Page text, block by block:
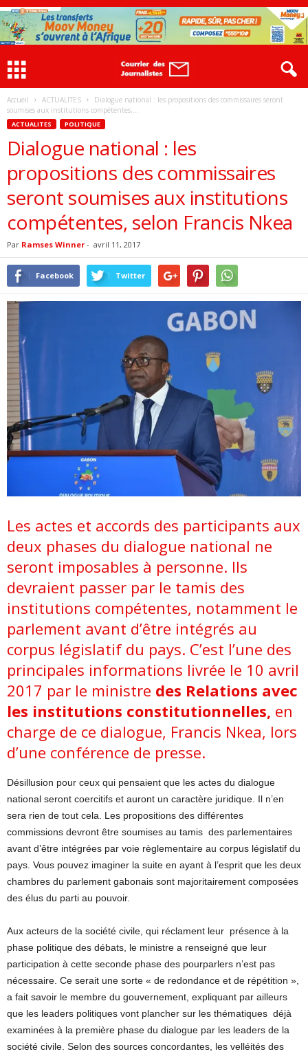
Accueil ACTUALITES
Dialogue national : les propositions des commissaires seront
soumises aux institutions compétentes,...
ACTUALITES POLITIQUE
Dialogue national : les
propositions des commissaires
seront soumises aux institutions
compétentes, selon Francis Nkea
Par Ramses Winner - avril 11, 2017
Facebook Twitter
Les actes et accords des participants aux
deux phases du dialogue national ne
seront imposables à personne. Ils
devraient passer par le tamis des
institutions compétentes, notamment le
parlement avant d’être intégrés au
corpus législatif du pays. C’est l’une des
principales informations livrée le 10 avril
2017 par le ministre des Relations avec
les institutions constitutionnelles, en
charge de ce dialogue, Francis Nkea, lors
d’une conférence de presse.
Désillusion pour ceux qui pensaient que les actes du dialogue
national seront coercitifs et auront un caractère juridique. Il n’en
sera rien de tout cela. Les propositions des différentes
commissions devront être soumises au tamis des parlementaires
avant d’être intégrées par voie règlementaire au corpus législatif du
pays. Vous pouvez imaginer la suite en ayant à l’esprit que les deux
chambres du parlement gabonais sont majoritairement composées
des élus du parti au pouvoir.
Aux acteurs de la société civile, qui réclament leur présence à la
phase politique des débats, le ministre a renseigné que leur
participation à cette seconde phase des pourparlers n’est pas
nécessaire. Ce serait une sorte « de redondance et de répétition »,
a fait savoir le membre du gouvernement, expliquant par ailleurs
que les leaders politiques vont plancher sur les thématiques déjà
examinées à la première phase du dialogue par les leaders de la
société civile. Selon des sources concordantes, les velléités des